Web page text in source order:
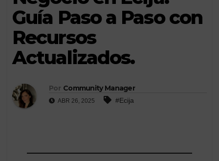
Guía Paso a Paso con
Recursos
Actualizados.
Por Community Manager
ABR 26, 2025 #Ecija